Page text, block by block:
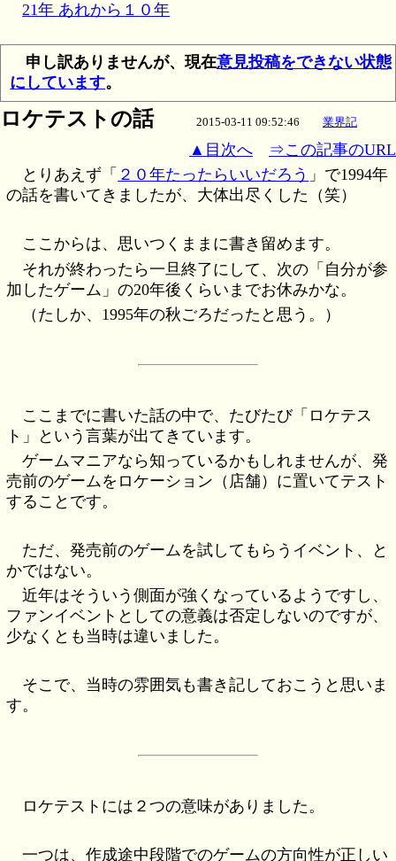
21年 あれから１０年
申し訳ありませんが、現在意見投稿をできない状態
にしています。
ロケテストの話 2015-03-11 09:52:46 業界記
▲目次へ
⇒この記事のURL
とりあえず「 ２０年たったらいいだろう 」で1994年
の話を書いてきましたが、大体出尽くした（笑）
ここからは、思いつくままに書き留めます。
それが終わったら一旦終了にして、次の「自分が参
加したゲーム」の20年後くらいまでお休みかな。
（たしか、1995年の秋ごろだったと思う。）
ここまでに書いた話の中で、たびたび「ロケテス
ト」という言葉が出てきています。
ゲームマニアなら知っているかもしれませんが、発
売前のゲームをロケーション（店舗）に置いてテスト
することです。
ただ、発売前のゲームを試してもらうイベント、と
かではない。
近年はそういう側面が強くなっているようですし、
ファンイベントとしての意義は否定しないのですが、
少なくとも当時は違いました。
そこで、当時の雰囲気も書き記しておこうと思いま
す。
ロケテストには２つの意味がありました。
一つは、作成途中段階でのゲームの方向性が正しい